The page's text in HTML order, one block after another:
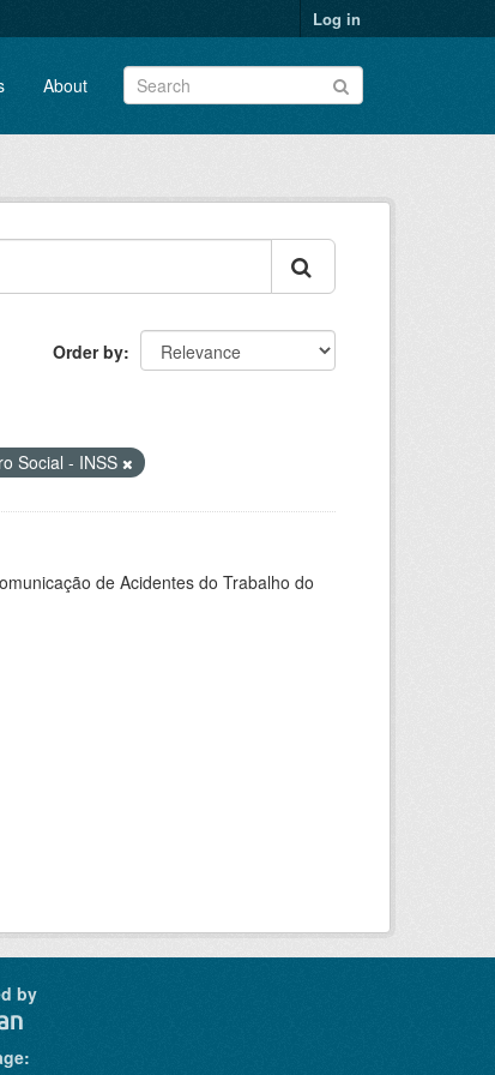
Log in
About
Order by
Social - INSS
de Acidentes do Trabalho do
by